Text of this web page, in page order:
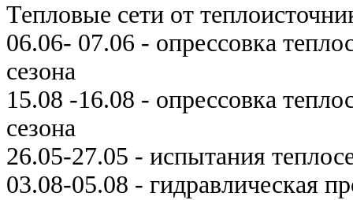
Тепловые сети от
06.06- 07.06 - опрессовка
сезона
15.08 -16.08 - опрессовка
сезона
26.05-27.05 - испытания
03.08-05.08 - гидравлическая